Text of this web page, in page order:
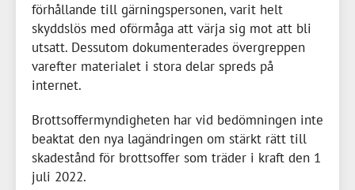
förhållande till gärningspersonen, varit helt
skyddslös med oförmåga att värja sig mot att bli
utsatt. Dessutom dokumenterades övergreppen
varefter materialet i stora delar spreds på
internet.
Brottsoffermyndigheten har vid bedömningen inte
beaktat den nya lagändringen om stärkt rätt till
skadestånd för brottsoffer som träder i kraft den 1
juli 2022.